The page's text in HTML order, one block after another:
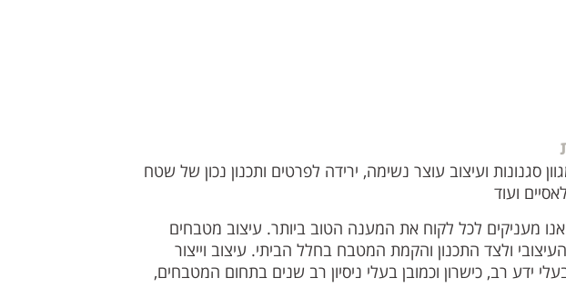
סגנונות ועיצוב עוצר נשימה, ירידה לפרטים ותכנון נכון של שטח
ועוד
מעניקים לכל לקוח את המענה הטוב ביותר. עיצוב מטבחים
ולצד התכנון והקמת המטבח בחלל הביתי. עיצוב וייצור
ידע רב, כישרון וכמובן בעלי ניסיון רב שנים בתחום המטבחים,